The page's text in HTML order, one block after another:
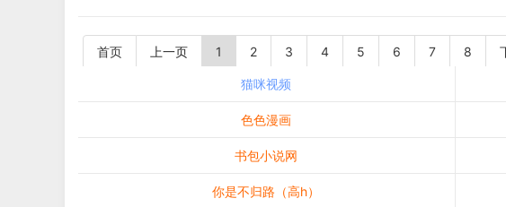
首页 上一页 1 2 3 4 5 6 7 8
猫咪视频
色色漫画
书包小说网
你是不归路（高h）